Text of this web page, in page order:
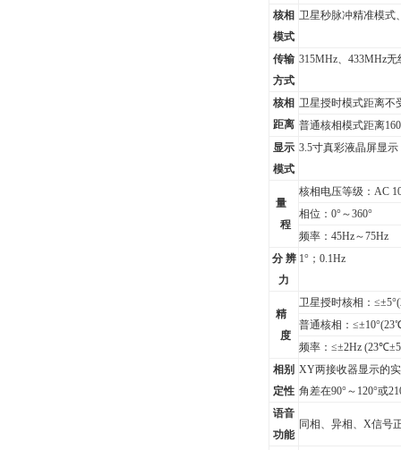
核相
模式
卫星秒脉冲精准模式
传输
方式
315MHz、433MHz无
核相
距离
卫星授时模式距离不
普通核相模式距离
显示
模式
3.5寸真彩液晶屏显示
量
程
核相电压等级：AC
相位：0°～360°
频率：45Hz～75Hz
分 辨
力
1°；0.1Hz
精
度
卫星授时核相：≤±5°
普通核相：≤±10°(23
频率：≤±2Hz (23
相别
定性
XY两接收器显示的
角差在90°～120°或
语音
功能
同相、异相、X信号